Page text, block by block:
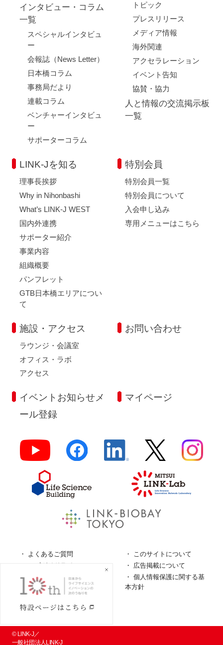
インタビュー・コラム
一覧
スペシャルインタビュ
ー
会報誌（News Letter）
日本橋コラム
事務局だより
連載コラム
ベンチャーインタビュ
ー
サポーターコラム
トピック
プレスリリース
メディア情報
海外関連
アクセラレーション
イベント告知
協賛・協力
人と情報の交流掲示板
一覧
LINK-Jを知る
理事長挨拶
Why in Nihonbashi
What’s LINK-J WEST
国内外連携
サポーター紹介
事業内容
組織概要
パンフレット
GTB日本橋エリアについ
て
特別会員
特別会員一覧
特別会員について
入会申し込み
専用メニューはこちら
施設・アクセス
ラウンジ・会議室
オフィス・ラボ
アクセス
お問い合わせ
イベントお知らせメ
ール登録
マイページ
よくあるご質問
このサイトについて
ロゴガイドライン
広告掲載について
特定商取引法に基づく表
個人情報保護に関する基
本方針
© LINK-J／
一般社団法人LINK-J